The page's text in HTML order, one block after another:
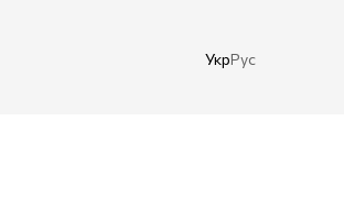
УкрРус